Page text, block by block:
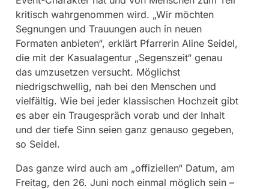
kritisch wahrgenommen wird. „Wir möchten
Segnungen und Trauungen auch in neuen
Formaten anbieten“, erklärt Pfarrerin Aline Seidel,
die mit der Kasualagentur „Segenszeit“ genau
das umzusetzen versucht. Möglichst
niedrigschwellig, nah bei den Menschen und
vielfältig. Wie bei jeder klassischen Hochzeit gibt
es aber ein Traugespräch vorab und der Inhalt
und der tiefe Sinn seien ganz genauso gegeben,
so Seidel.
Das ganze wird auch am „offiziellen“ Datum, am
Freitag, den 26. Juni noch einmal möglich sein –